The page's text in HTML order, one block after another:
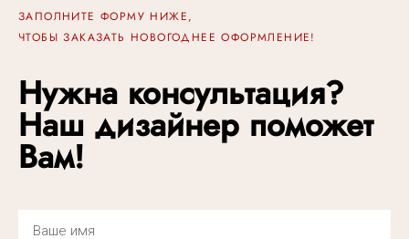
ЗАПОЛНИТЕ ФОРМУ НИЖЕ,
ЧТОБЫ ЗАКАЗАТЬ НОВОГОДНЕЕ ОФОРМЛЕНИЕ!
Нужна консультация?
Наш дизайнер поможет
Вам!